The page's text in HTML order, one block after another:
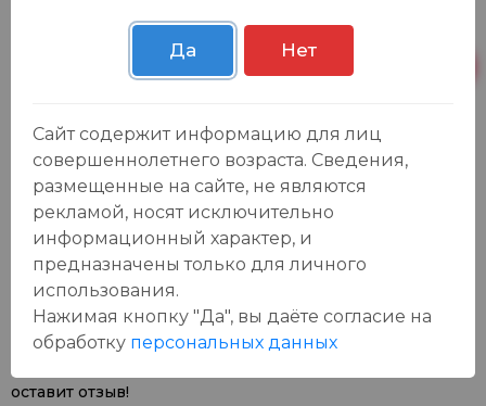
Пн-Вс с 09:00 до
Отзывы:
Оставить отзыв
У данного товара еще нет отзывов, будьте первым, кто
оставит отзыв!
Да Нет
Сайт содержит информацию для лиц
совершеннолетнего возраста. Сведения,
размещенные на сайте, не являются
рекламой, носят исключительно
информационный характер, и
предназначены только для личного
использования.
Нажимая кнопку "Да", вы даёте cогласие на
обработку персональных данных